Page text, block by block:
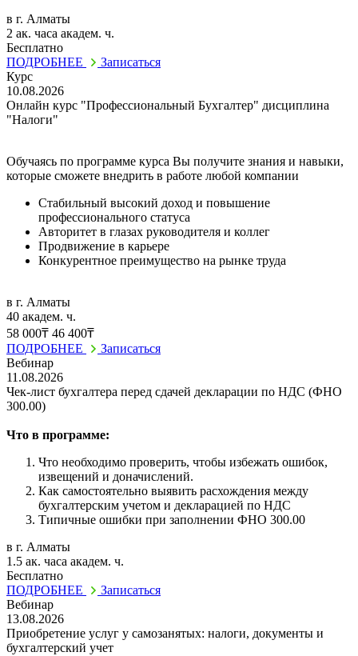
в г. Алматы
2 ак. часа академ. ч.
Бесплатно
ПОДРОБНЕЕ
Записаться
Курс
10.08.2026
Онлайн курс "Профессиональный Бухгалтер" дисциплина
"Налоги"
Обучаясь по программе курса Вы получите знания и навыки,
которые сможете внедрить в работе любой компании
Стабильный высокий доход и повышение
профессионального статуса
Авторитет в глазах руководителя и коллег
Продвижение в карьере
Конкурентное преимущество на рынке труда
в г. Алматы
40 академ. ч.
58 000₸ 46 400₸
ПОДРОБНЕЕ
Записаться
Вебинар
11.08.2026
Чек-лист бухгалтера перед сдачей декларации по НДС (ФНО
300.00)
Что в программе:
Что необходимо проверить, чтобы избежать ошибок,
извещений и доначислений.
Как самостоятельно выявить расхождения между
бухгалтерским учетом и декларацией по НДС
Типичные ошибки при заполнении ФНО 300.00
в г. Алматы
1.5 ак. часа академ. ч.
Бесплатно
ПОДРОБНЕЕ
Записаться
Вебинар
13.08.2026
Приобретение услуг у самозанятых: налоги, документы и
бухгалтерский учет